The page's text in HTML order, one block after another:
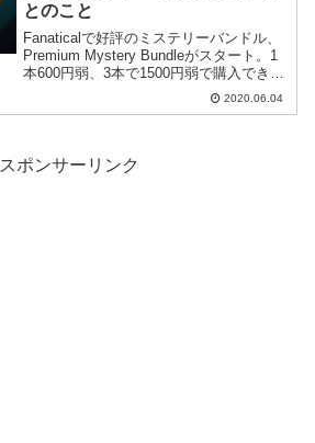
とのこと
Fanaticalで好評のミステリーバンドル、
Premium Mystery Bundleがスタート。1
本600円弱、3本で1500円弱で購入できA
級タイトルが含まれているという触れ込
2020.06.04
スポンサーリンク